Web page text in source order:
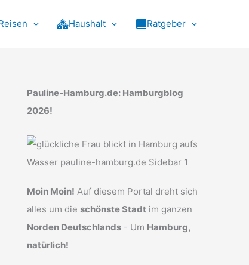
Haushalt Ratgeber
Pauline-Hamburg.de: Hamburgblog
2026!
Moin Moin! Auf diesem Portal dreht sich
alles um die schönste Stadt im ganzen
Norden Deutschlands - Um Hamburg,
natürlich!